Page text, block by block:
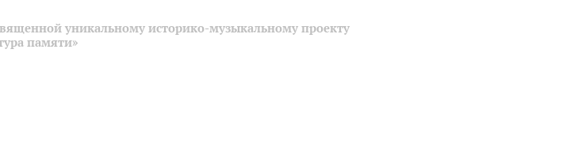
уникальному историко-музыкальному проекту
памяти»